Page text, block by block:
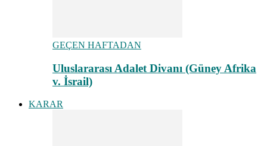
GEÇEN HAFTADAN
Uluslararası Adalet Divanı (Güney Afrika
v. İsrail)
KARAR